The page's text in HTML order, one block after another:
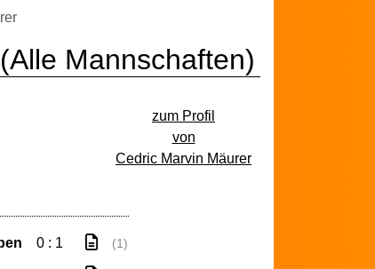
Mannschaften)
zum Profil
von
Cedric Marvin Mäurer
0 : 1 (1)